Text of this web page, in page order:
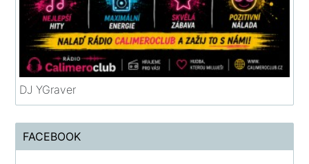
DJ YGraver
FACEBOOK